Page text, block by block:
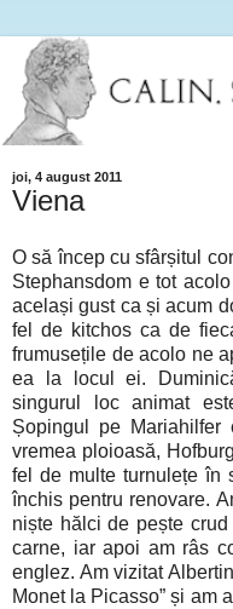
joi, 4 august 2011
Viena
O să încep cu sfârșitul
Stephansdom e tot
același gust ca și acum
fel de kitchos ca de
frumusețile de acolo ne
ea la locul ei.
singurul loc animat
Șopingul pe
vremea ploioasă,
fel de multe turnulețe în
închis pentru renovare.
niște hălci de pește
carne, iar apoi am râs
englez. Am vizitat
Monet la Picasso” și am